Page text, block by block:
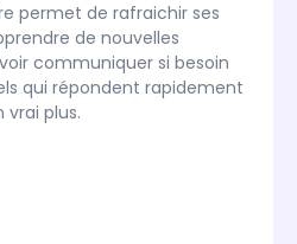
permet de rafraichir ses
de nouvelles
communiquer si besoin
qui répondent rapidement
vrai plus.